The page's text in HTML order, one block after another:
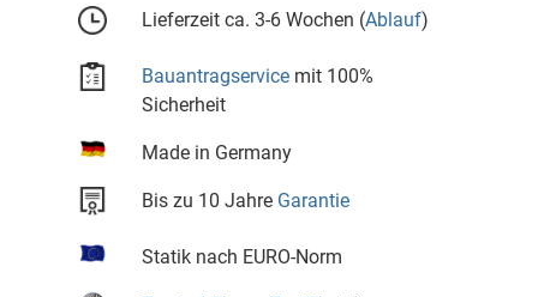
Lieferzeit ca. 3-6 Wochen (Ablauf)
Bauantragservice mit 100%
Sicherheit
Made in Germany
Bis zu 10 Jahre Garantie
Statik nach EURO-Norm